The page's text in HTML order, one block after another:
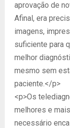
aprovação de
Afinal, era
imagens,
suficiente para
melhor
mesmo sem
paciente.</p>
<p>Os
melhores e
necessário